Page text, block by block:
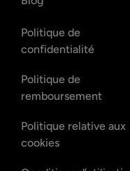
Politique de
confidentialité
Politique de
remboursement
Politique relative aux
cookies